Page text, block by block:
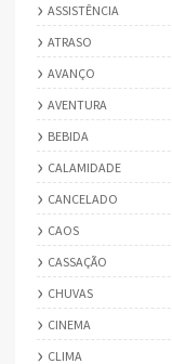
ASSISTÊNCIA
ATRASO
AVANÇO
AVENTURA
BEBIDA
CALAMIDADE
CANCELADO
CAOS
CASSAÇÃO
CHUVAS
CINEMA
CLIMA